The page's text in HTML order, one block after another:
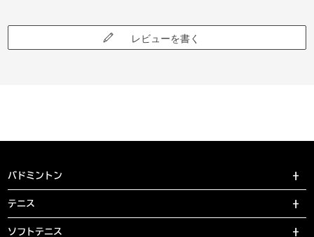
レビューを書く
バドミントン
テニス
ソフトテニス